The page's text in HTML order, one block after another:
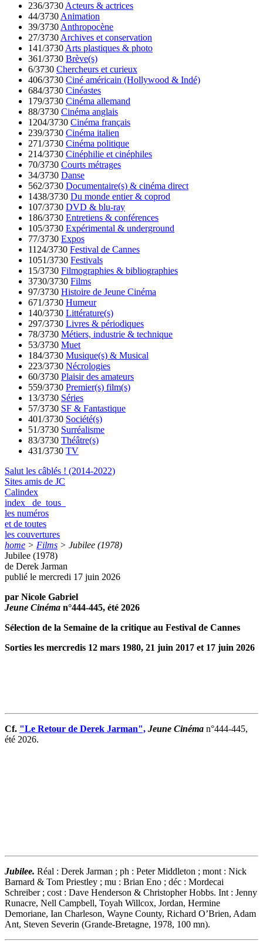
236/3730 Acteurs & actrices
44/3730 Animation
39/3730 Anthropocène
27/3730 Archives et conservation
141/3730 Arts plastiques & photo
361/3730 Brève(s)
6/3730 Chercheurs et curieux
406/3730 Ciné américain (Hollywood & Indé)
684/3730 Cinéastes
179/3730 Cinéma allemand
88/3730 Cinéma anglais
1204/3730 Cinéma français
239/3730 Cinéma italien
271/3730 Cinéma politique
214/3730 Cinéphilie et cinéphiles
70/3730 Courts métrages
34/3730 Danse
562/3730 Documentaire(s) & cinéma direct
1438/3730 Du monde entier & coprod
107/3730 DVD & blu-ray
186/3730 Entretiens & conférences
105/3730 Expérimental & underground
77/3730 Expos
1124/3730 Festival de Cannes
1051/3730 Festivals
15/3730 Filmographies & bibliographies
3730/3730 Films
97/3730 Histoire de Jeune Cinéma
671/3730 Humeur
140/3730 Littérature(s)
297/3730 Livres & périodiques
78/3730 Métiers, industrie & technique
53/3730 Muet
184/3730 Musique(s) & Musical
223/3730 Nécrologies
60/3730 Plaisir des amateurs
559/3730 Premier(s) film(s)
13/3730 Séries
57/3730 SF & Fantastique
401/3730 Société(s)
51/3730 Surréalisme
83/3730 Théâtre(s)
431/3730 TV
Salut les câblés ! (2014-2022)
Sites amis de JC
Calindex
index de tous
les numéros
et de toutes
les couvertures
home > Films > Jubilee (1978)
Jubilee (1978)
de Derek Jarman
publié le mercredi 17 juin 2026
par Nicole Gabriel
Jeune Cinéma n°444-445, été 2026
Sélection de la Semaine de la critique au Festival de Cannes
Sorties les mercredis 12 mars 1980, 21 juin 2017 et 17 juin 2026
Cf. "Le Retour de Derek Jarman", Jeune Cinéma n°444-445,
été 2026.
Jubilee. Réal : Derek Jarman ; ph : Peter Middleton ; mont : Nick
Barnard & Tom Priestley ; mu : Brian Eno ; déc : Mordecai
Schreiber ; cost : Dave Henderson & Christopher Hobbs. Int : Jenny
Runacre, Nell Campbell, Toyah Willcox, Jordan, Hermine
Demoriane, Ian Charleson, Wayne County, Richard O’Brien, Adam
Ant, Steven Severin (Grande-Bretagne, 1978, 100 mn).